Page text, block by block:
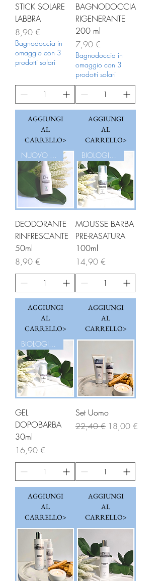
STICK SOLARE
LABBRA
Prezzo
8,90 €
Bagnodoccia in
omaggio con 3
prodotti solari
AGGIUNGI
AL
CARRELLO>
BAGNODOCCIA
RIGENERANTE
200 ml
Prezzo
7,90 €
Bagnodoccia in
omaggio con 3
prodotti solari
AGGIUNGI
AL
CARRELLO>
NUOVO ARRIVO!!!
DEODORANTE
RINFRESCANTE
50ml
Prezzo
8,90 €
AGGIUNGI
AL
CARRELLO>
BIOLOGICO
MOUSSE BARBA
PRE-RASATURA
100ml
Prezzo
14,90 €
AGGIUNGI
AL
CARRELLO>
BIOLOGICO
GEL
DOPOBARBA
30ml
Prezzo
16,90 €
AGGIUNGI
AL
CARRELLO>
Set Uomo
Prezzo regolare
22,40 € Prezzo scontato
18,00 €
AGGIUNGI
AL
CARRELLO>